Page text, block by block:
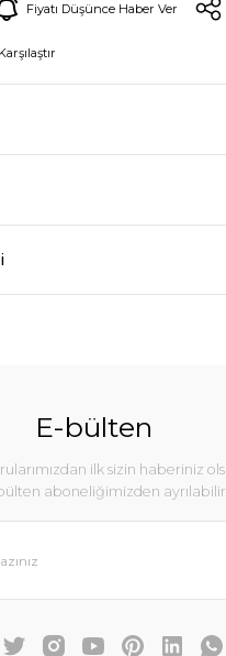
Fiyatı Düşünce Haber Ver
Karşılaştır
E-bülten
ilk sizin haberiniz
aboneliğimizden